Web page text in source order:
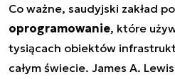
Co ważne, saudyjski zakład
oprogramowanie, które
tysiącach obiektów
całym świecie. James A.